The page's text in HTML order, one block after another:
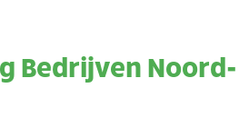
Bedrijven Noord-